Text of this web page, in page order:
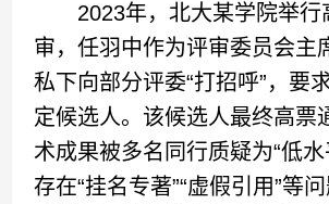
2023年，北大某学院举行
审，任羽中作为评审委员会主
私下向部分评委“打招呼”，要
定候选人。该候选人最终高票
术成果被多名同行质疑为“低水
存在“挂名专著”“虚假引用”等